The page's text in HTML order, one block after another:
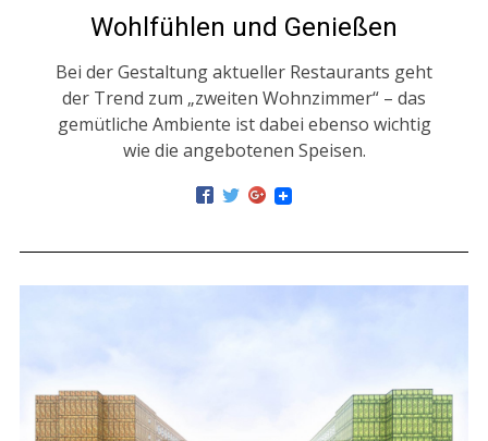
Wohlfühlen und Genießen
Bei der Gestaltung aktueller Restaurants geht
der Trend zum „zweiten Wohnzimmer“ – das
gemütliche Ambiente ist dabei ebenso wichtig
wie die angebotenen Speisen.